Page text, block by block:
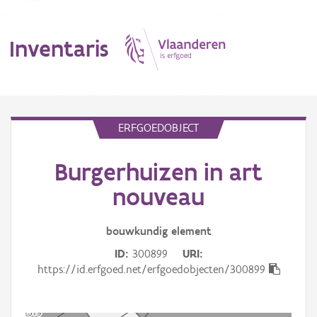
Inventaris
Erfgoedobject
Thema
ERFGOEDOBJECT
Burgerhuizen in art
nouveau
bouwkundig element
ID 300899
URI
https://id.erfgoed.net/erfgoedobjecten/300899